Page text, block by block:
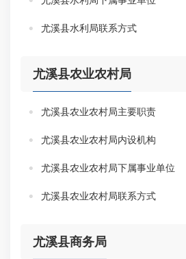
尤溪县水利局联系方式
尤溪县农业农村局
尤溪县农业农村局主要职责
尤溪县农业农村局内设机构
尤溪县农业农村局下属事业单位
尤溪县农业农村局联系方式
尤溪县商务局